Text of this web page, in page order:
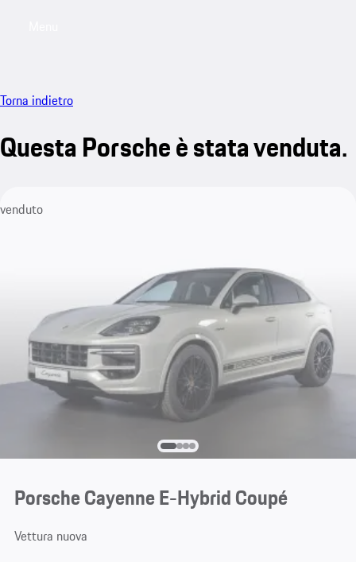
Torna indietro
Questa Porsche è stata venduta.
venduto
Porsche Cayenne E-Hybrid Coupé
Vettura nuova